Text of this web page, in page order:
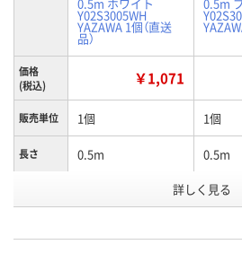
Y02S3005WH
YAZAWA 1個（直送
品）
価格
(税込)
￥1,071
販売単位 1個 1個
長さ 0.5m 0.5m
黒
号
詳しく見る